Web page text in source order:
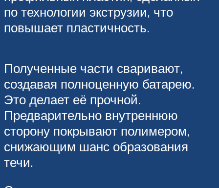
по технологии экструзии, что
повышает пластичность.
Полученные части сваривают,
создавая полноценную батарею.
Это делает её прочной.
Предварительно внутреннюю
сторону покрывают полимером,
снижающим шанс образования
течи.